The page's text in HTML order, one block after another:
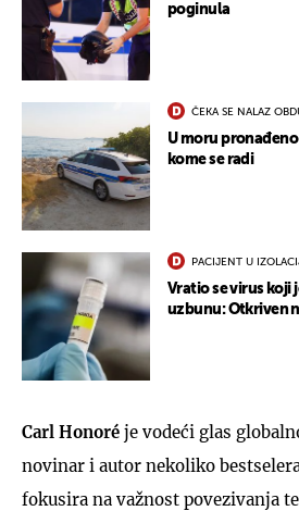
poginula
ČEKA SE NALAZ
U moru
kome se radi
PACIJENT U
Vratio se virus koji
uzbunu: Otkriven
Carl Honoré je vodeći glas
novinar i autor nekoliko
fokusira na važnost povezivanja